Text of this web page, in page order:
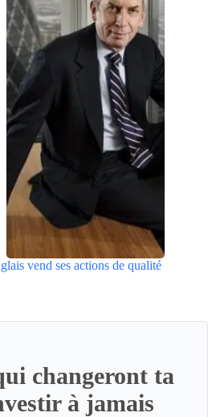
vend ses actions de qualité
changeront ta
à jamais